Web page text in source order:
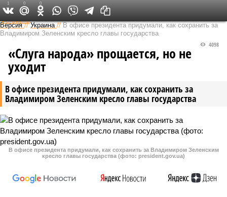
Федеральный выпуск
Версия //Украина //В офисе президента придумали, как сохранить за
Владимиром Зеленским кресло главы государства
В офисе президента придумали, как сохранить за
Владимиром Зеленским кресло главы государства
4098
«Слуга народа» прощается, но не
уходит
В офисе президента придумали, как сохранить за Владимиром Зеленским
кресло главы государства (фото: president.gov.ua)
1 0 0